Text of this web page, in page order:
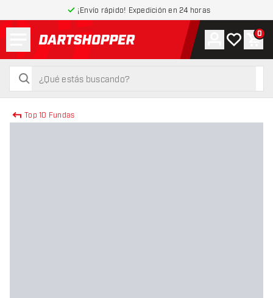
¡Envío rápido! Expedición en 24 horas
volver a la página de inicio
buscar
buscar
Cuenta
Mi lista de
0
Top 10 Fundas